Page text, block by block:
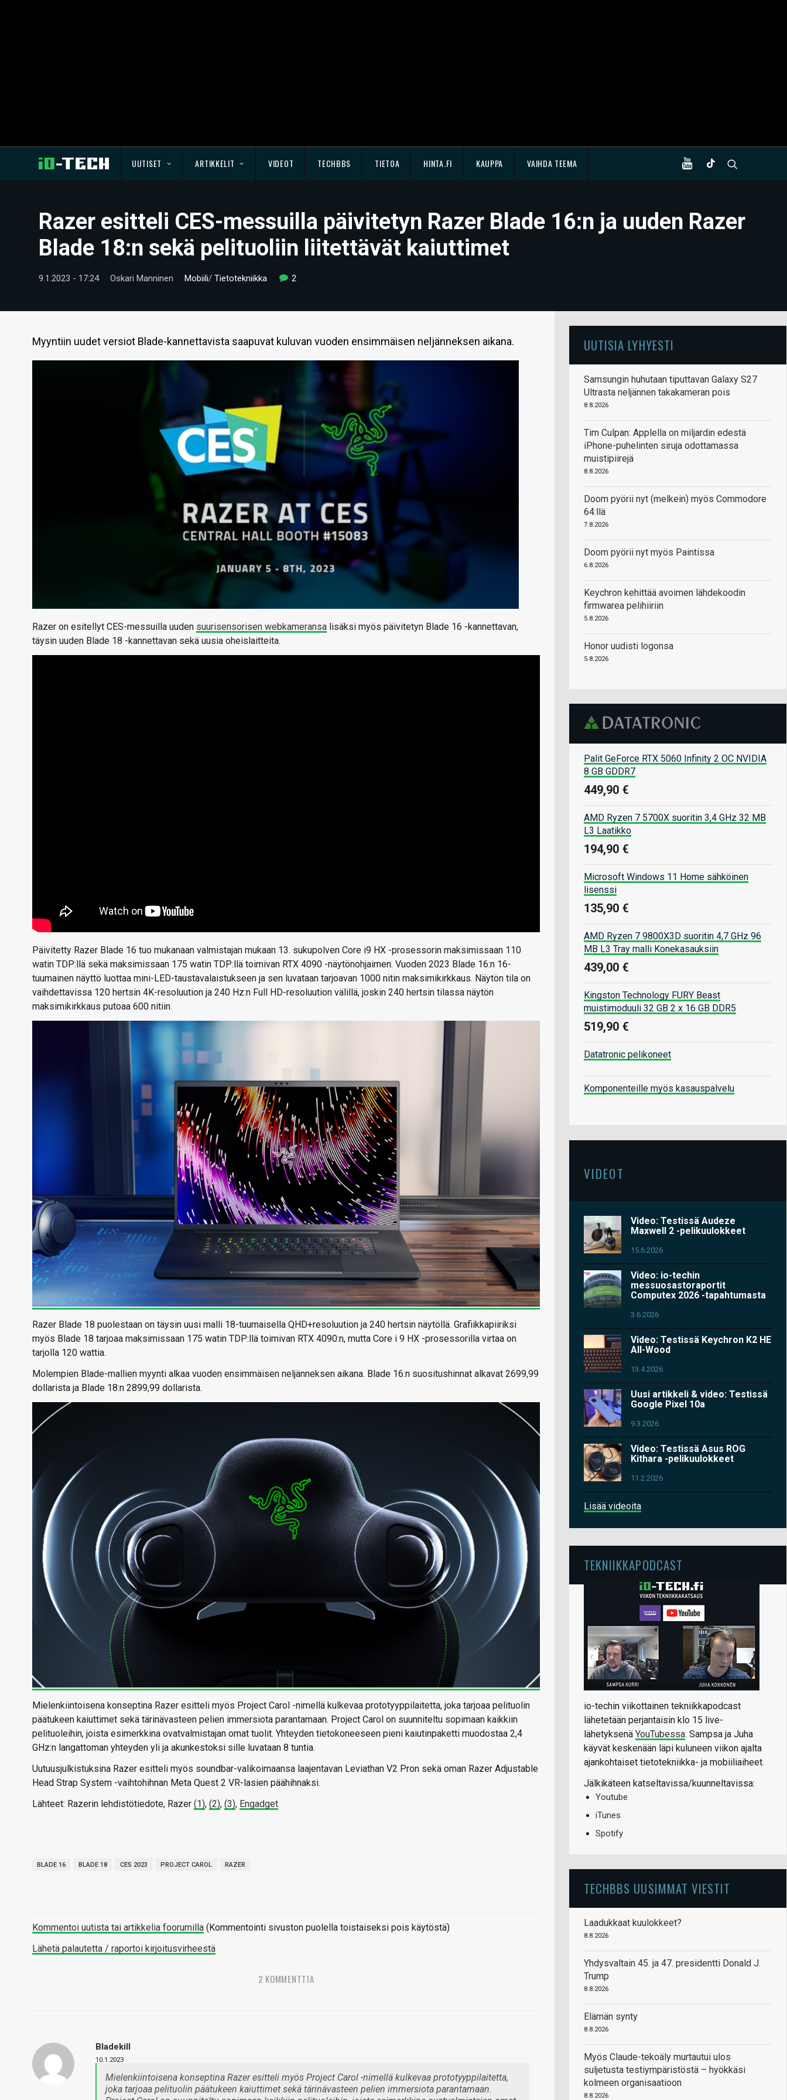
UUTISET ARTIKKELIT VIDEOT TECHBBS TIETOA HINTA.FI KAUPPA VAIHDA TEEMA
Razer esitteli CES-messuilla päivitetyn Razer Blade 16:n ja uuden Razer
Blade 18:n sekä pelituoliin liitettävät kaiuttimet
9.1.2023 - 17:24 Oskari Manninen Mobiili/ Tietotekniikka 2
Myyntiin uudet versiot Blade-kannettavista saapuvat kuluvan vuoden ensimmäisen neljänneksen aikana.
Razer on esitellyt CES-messuilla uuden suurisensorisen webkameransa lisäksi myös päivitetyn Blade 16 -kannettavan,
täysin uuden Blade 18 -kannettavan sekä uusia oheislaitteita.
Päivitetty Razer Blade 16 tuo mukanaan valmistajan mukaan 13. sukupolven Core i9 HX -prosessorin maksimissaan 110
watin TDP:llä sekä maksimissaan 175 watin TDP:llä toimivan RTX 4090 -näytönohjaimen. Vuoden 2023 Blade 16:n 16-
tuumainen näyttö luottaa mini-LED-taustavalaistukseen ja sen luvataan tarjoavan 1000 nitin maksimikirkkaus. Näytön tila on
vaihdettavissa 120 hertsin 4K-resoluution ja 240 Hz:n Full HD-resoluution välillä, joskin 240 hertsin tilassa näytön
maksimikirkkaus putoaa 600 nitiin.
Razer Blade 18 puolestaan on täysin uusi malli 18-tuumaisella QHD+resoluution ja 240 hertsin näytöllä. Grafiikkapiiriksi
myös Blade 18 tarjoaa maksimissaan 175 watin TDP:llä toimivan RTX 4090:n, mutta Core i 9 HX -prosessorilla virtaa on
tarjolla 120 wattia.
Molempien Blade-mallien myynti alkaa vuoden ensimmäisen neljänneksen aikana. Blade 16:n suositushinnat alkavat 2699,99
dollarista ja Blade 18:n 2899,99 dollarista.
Mielenkiintoisena konseptina Razer esitteli myös Project Carol -nimellä kulkevaa prototyyppilaitetta, joka tarjoaa pelituolin
päätukeen kaiuttimet sekä tärinävasteen pelien immersiota parantamaan. Project Carol on suunniteltu sopimaan kaikkiin
pelituoleihin, joista esimerkkina ovatvalmistajan omat tuolit. Yhteyden tietokoneeseen pieni kaiutinpaketti muodostaa 2,4
GHz:n langattoman yhteyden yli ja akunkestoksi sille luvataan 8 tuntia.
Uutuusjulkistuksina Razer esitteli myös soundbar-valikoimaansa laajentavan Leviathan V2 Pron sekä oman Razer Adjustable
Head Strap System -vaihtohihnan Meta Quest 2 VR-lasien päähihnaksi.
Lähteet: Razerin lehdistötiedote, Razer (1), (2), (3), Engadget
BLADE 16 BLADE 18 CES 2023 PROJECT CAROL RAZER
Kommentoi uutista tai artikkelia foorumilla (Kommentointi sivuston puolella toistaiseksi pois käytöstä)
Lähetä palautetta / raportoi kirjoitusvirheestä
2 KOMMENTTIA
Bladekill
10.1.2023
Mielenkiintoisena konseptina Razer esitteli myös Project Carol -nimellä kulkevaa prototyyppilaitetta,
joka tarjoaa pelituolin päätukeen kaiuttimet sekä tärinävasteen pelien immersiota parantamaan.
UUTISIA LYHYESTI
Samsungin huhutaan tiputtavan Galaxy S27
Ultrasta neljännen takakameran pois
8.8.2026
Tim Culpan: Applella on miljardin edestä
iPhone-puhelinten siruja odottamassa
muistipiirejä
8.8.2026
Doom pyörii nyt (melkein) myös Commodore
64:llä
7.8.2026
Doom pyörii nyt myös Paintissa
6.8.2026
Keychron kehittää avoimen lähdekoodin
firmwarea pelihiiriin
5.8.2026
Honor uudisti logonsa
5.8.2026
Palit GeForce RTX 5060 Infinity 2 OC NVIDIA
8 GB GDDR7
449,90 €
AMD Ryzen 7 5700X suoritin 3,4 GHz 32 MB
L3 Laatikko
194,90 €
Microsoft Windows 11 Home sähköinen
lisenssi
135,90 €
AMD Ryzen 7 9800X3D suoritin 4,7 GHz 96
MB L3 Tray malli Konekasauksiin
439,00 €
Kingston Technology FURY Beast
muistimoduuli 32 GB 2 x 16 GB DDR5
519,90 €
Datatronic pelikoneet
Komponenteille myös kasauspalvelu
VIDEOT
Video: Testissä Audeze
Maxwell 2 -pelikuulokkeet
15.6.2026
Video: io-techin
messuosastoraportit
Computex 2026 -tapahtumasta
3.6.2026
Video: Testissä Keychron K2 HE
All-Wood
13.4.2026
Uusi artikkeli & video: Testissä
Google Pixel 10a
9.3.2026
Video: Testissä Asus ROG
Kithara -pelikuulokkeet
11.2.2026
Lisää videoita
TEKNIIKKAPODCAST
io-techin viikottainen tekniikkapodcast
lähetetään perjantaisin klo 15 live-
lähetyksenä YouTubessa. Sampsa ja Juha
käyvät keskenään läpi kuluneen viikon ajalta
ajankohtaiset tietotekniikka- ja mobiiliaiheet.
Jälkikäteen katseltavissa/kuunneltavissa:
Youtube
iTunes
Spotify
TECHBBS UUSIMMAT VIESTIT
Laadukkaat kuulokkeet?
8.8.2026
Yhdysvaltain 45. ja 47. presidentti Donald J.
Trump
8.8.2026
Elämän synty
8.8.2026
Myös Claude-tekoäly murtautui ulos
suljetusta testiympäristöstä – hyökkäsi
kolmeen organisaatioon
8.8.2026